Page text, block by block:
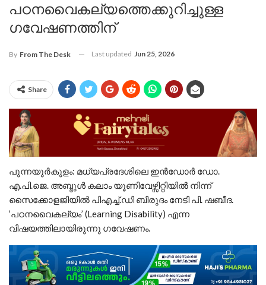
പഠനവൈകല്യത്തെക്കുറിച്ചുള്ള
ഗവേഷണത്തിന്
By From The Desk Last updated Jun 25, 2026
Share
പുന്നയൂർകുളം: മധ്യപ്രദേശിലെ ഇൻഡോർ ഡോ.
എ.പി.ജെ. അബ്ദുൾ കലാം യൂണിവേഴ്സിറ്റിയിൽ നിന്ന്
സൈക്കോളജിയിൽ പിഎച്ച്.ഡി ബിരുദം നേടി പി. ഷബീദ.
‘പഠനവൈകല്യം’ (Learning Disability) എന്ന
വിഷയത്തിലായിരുന്നു ഗവേഷണം.